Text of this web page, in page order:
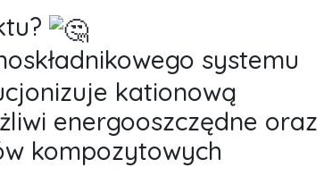
systemu
kationową
energooszczędne oraz
kompozytowych